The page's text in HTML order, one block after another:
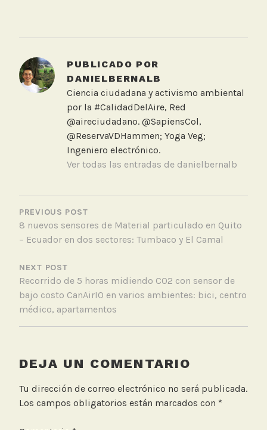
PUBLICADO POR
DANIELBERNALB
Ciencia ciudadana y activismo ambiental
por la #CalidadDelAire, Red
@aireciudadano. @SapiensCol,
@ReservaVDHammen; Yoga Veg;
Ingeniero electrónico.
Ver todas las entradas de danielbernalb
NAVEGACIÓN
DE
ENTRADAS
PREVIOUS POST
8 nuevos sensores de Material particulado en Quito
– Ecuador en dos sectores: Tumbaco y El Camal
NEXT POST
Recorrido de 5 horas midiendo CO2 con sensor de
bajo costo CanAirIO en varios ambientes: bici, centro
médico, apartamentos
DEJA UN COMENTARIO
Tu dirección de correo electrónico no será publicada.
Los campos obligatorios están marcados con *